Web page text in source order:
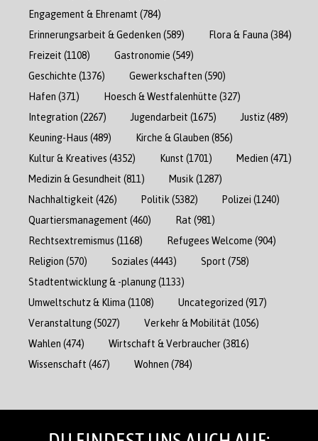
Engagement & Ehrenamt (784)
Erinnerungsarbeit & Gedenken (589) Flora & Fauna (384)
Freizeit (1108) Gastronomie (549)
Geschichte (1376) Gewerkschaften (590)
Hafen (371) Hoesch & Westfalenhütte (327)
Integration (2267) Jugendarbeit (1675) Justiz(489)
Keuning-Haus (489) Kirche & Glauben (856)
Kultur & Kreatives (4352) Kunst (1701) Medien (471)
Medizin & Gesundheit (811) Musik (1287)
Nachhaltigkeit (426) Politik (5382) Polizei (1240)
Quartiersmanagement (460) Rat (981)
Rechtsextremismus (1168) Refugees Welcome (904)
Religion (570) Soziales (4443) Sport (758)
Stadtentwicklung & -planung(1133)
Umweltschutz & Klima (1108) Uncategorized (917)
Veranstaltung(5027) Verkehr & Mobilität (1056)
Wahlen (474) Wirtschaft & Verbraucher(3816)
Wissenschaft (467) Wohnen (784)